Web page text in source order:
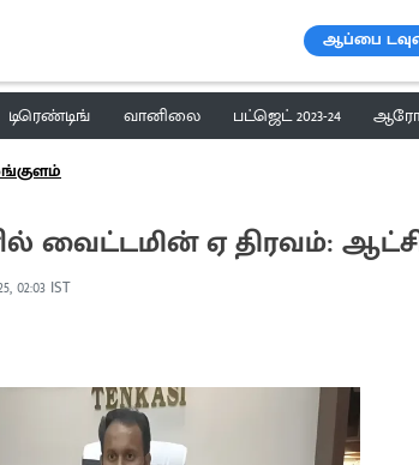
ஆப்பை
டிரெண்டிங் வானிலை பட்ஜெட் 2023-24
வைட்டமின் ஏ திரவம்:
02:03 IST